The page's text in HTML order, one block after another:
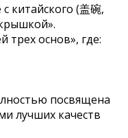
китайского (盖碗,
трех основ», где:
посвящена
лучших качеств